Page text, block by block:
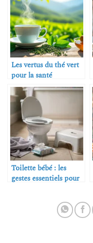
Les vertus du thé vert
pour la santé
Toilette bébé : les
gestes essentiels pour